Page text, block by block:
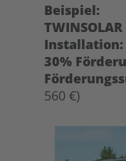
Beispiel:
Installation:
30%
560 €)